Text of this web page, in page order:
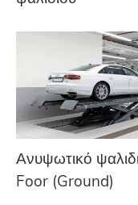
Ανυψωτικό
Foor (Ground)